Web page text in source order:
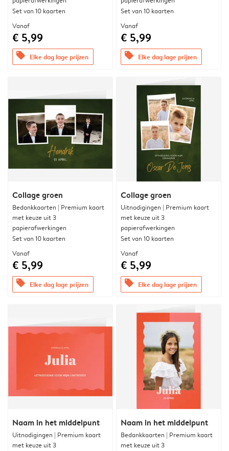
Set van 10 kaarten
Vanaf
€ 5,99
offers Elke dag lage prijzen
Set van 10 kaarten
Vanaf
€ 5,99
offers Elke dag lage prijzen
Collage groen
Bedankkaarten | Premium kaart
met keuze uit 3
papierafwerkingen
Set van 10 kaarten
Vanaf
€ 5,99
offers Elke dag lage prijzen
Collage groen
Uitnodigingen | Premium kaart
met keuze uit 3
papierafwerkingen
Set van 10 kaarten
Vanaf
€ 5,99
offers Elke dag lage prijzen
Naam in het middelpunt
Uitnodigingen | Premium kaart
met keuze uit 3
Naam in het middelpunt
Bedankkaarten | Premium kaart
met keuze uit 3